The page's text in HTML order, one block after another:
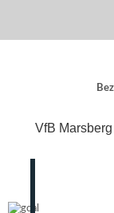
VfB Marsberg I